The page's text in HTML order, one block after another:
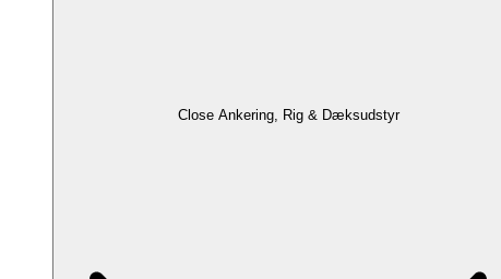
Close Ankering, Rig & Dæksudstyr